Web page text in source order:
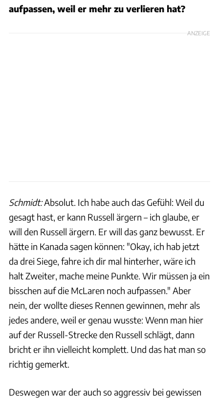
aufpassen, weil er mehr zu verlieren hat?
ANZEIGE
Schmidt:Absolut. Ich habe auch das Gefühl: Weil du
gesagt hast, er kann Russell ärgern – ich glaube, er
will den Russell ärgern. Er will das ganz bewusst. Er
hätte in Kanada sagen können: "Okay, ich hab jetzt
da drei Siege, fahre ich dir mal hinterher, wäre ich
halt Zweiter, mache meine Punkte. Wir müssen ja ein
bisschen auf die McLaren noch aufpassen." Aber
nein, der wollte dieses Rennen gewinnen, mehr als
jedes andere, weil er genau wusste: Wenn man hier
auf der Russell-Strecke den Russell schlägt, dann
bricht er ihn vielleicht komplett. Und das hat man so
richtig gemerkt.
Deswegen war der auch so aggressiv bei gewissen